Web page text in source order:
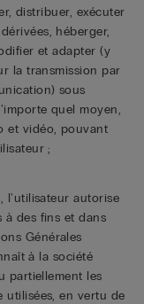
distribuer, exécuter
héberger,
et adapter (y
la transmission par
sous
quel moyen,
et vidéo, pouvant
;
l'utilisateur autorise
à des fins et dans
Générales
à la société
partiellement les
utilisées, en vertu de